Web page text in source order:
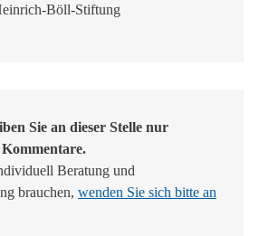
Böll-Stiftung
Sie an dieser Stelle nur
Beratung und
brauchen, wenden Sie sich bitte an